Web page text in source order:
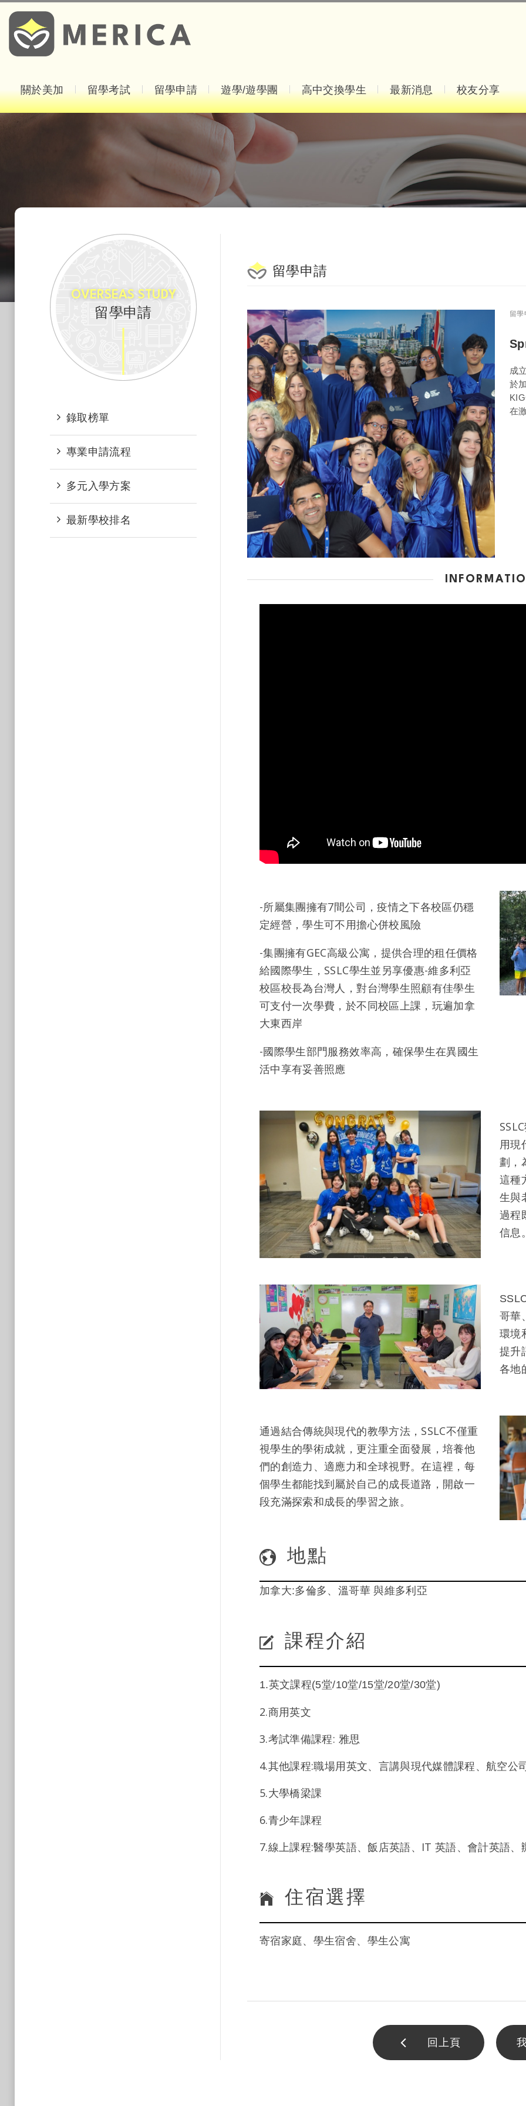
關於美加 留學考試 留學申請 遊學/遊學團 高中交換學生 最新消息 校友分享
OVERSEAS STUDY
留學申請
錄取榜單
專業申請流程​
多元入學方案​
最新學校排名
留學申請
留學
成
於
在
-所屬集團擁有7間公司，疫情之下各校區仍穩
定經營，學生可不用擔心併校風險
-集團擁有GEC高級公寓，提供合理的租任價格
給國際學生，SSLC學生並另享優惠-維多利亞
校區校長為台灣人，對台灣學生照顧有佳學生
可支付一次學費，於不同校區上課，玩遍加拿
大東西岸
-國際學生部門服務效率高，確保學生在異國生
活中享有妥善照應
用現
劃，
這種
生與
過程
信息
哥華
環境
提升
各地
通過結合傳統與現代的教學方法，SSLC不僅重
視學生的學術成就，更注重全面發展，培養他
們的創造力、適應力和全球視野。在這裡，每
個學生都能找到屬於自己的成長道路，開啟一
段充滿探索和成長的學習之旅。
地點
加拿大:多倫多、溫哥華 與維多利亞
課程介紹
1.英文課程(5堂/10堂/15堂/20堂/30堂)
2.商用英文
3.考試準備課程: 雅思
4.其他課程:職場用英文、言講與現代媒體課程、航空公
5.大學橋梁課
6.青少年課程
7.線上課程:醫學英語、飯店英語、IT 英語、會計英語、
住宿選擇
寄宿家庭、學生宿舍、學生公寓
回上頁